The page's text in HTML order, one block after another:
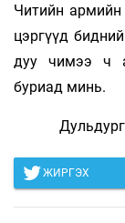
Читийн армийн
цэргүүд
дуу чимээ ч
буриад минь.
ЖИРГЭХ